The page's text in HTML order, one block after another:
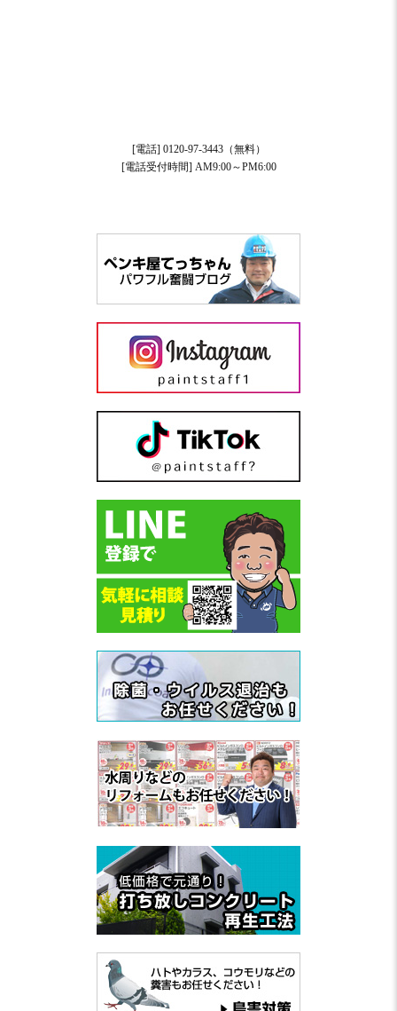
[電話] 0120-97-3443（無料）
[電話受付時間] AM9:00～PM6:00